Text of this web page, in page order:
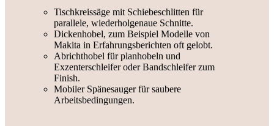
Tischkreissäge mit Schiebeschlitten für
parallele, wiederholgenaue Schnitte.
Dickenhobel, zum Beispiel Modelle von
Makita in Erfahrungsberichten oft gelobt.
Abrichthobel für planhobeln und
Exzenterschleifer oder Bandschleifer zum
Finish.
Mobiler Spänesauger für saubere
Arbeitsbedingungen.